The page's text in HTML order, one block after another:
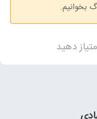
بخوانیم.
دهید